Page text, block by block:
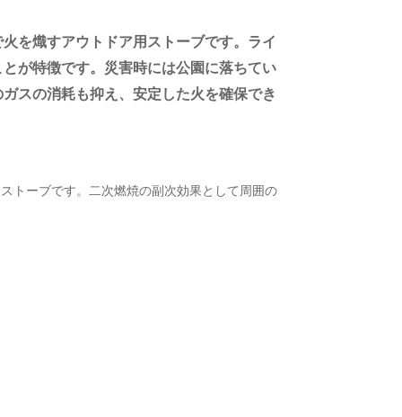
を熾すアウトドア用ストーブです。ライ
が特徴です。災害時には公園に落ちてい
スの消耗も抑え、安定した火を確保でき
トーブです。二次燃焼の副次効果として周囲の